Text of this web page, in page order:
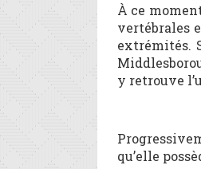
À ce
vertébrales
extrémités.
y retrouve
qu’elle